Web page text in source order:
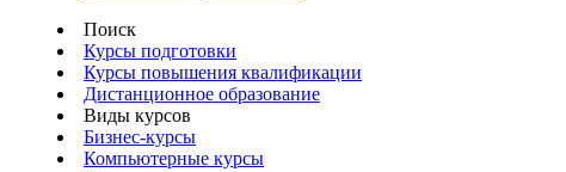
Поиск
Курсы подготовки
Курсы повышения квалификации
Дистанционное образование
Виды курсов
Бизнес-курсы
Компьютерные курсы